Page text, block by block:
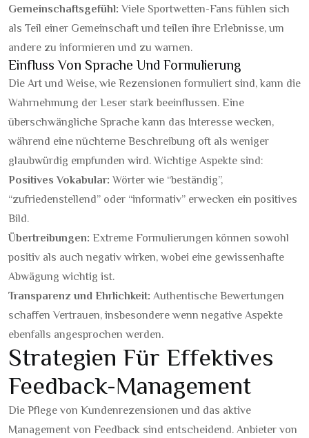
Gemeinschaftsgefühl: Viele Sportwetten-Fans fühlen sich
als Teil einer Gemeinschaft und teilen ihre Erlebnisse, um
andere zu informieren und zu warnen.
Einfluss Von Sprache Und Formulierung
Die Art und Weise, wie Rezensionen formuliert sind, kann die
Wahrnehmung der Leser stark beeinflussen. Eine
überschwängliche Sprache kann das Interesse wecken,
während eine nüchterne Beschreibung oft als weniger
glaubwürdig empfunden wird. Wichtige Aspekte sind:
Positives Vokabular: Wörter wie “beständig”,
“zufriedenstellend” oder “informativ” erwecken ein positives
Bild.
Übertreibungen: Extreme Formulierungen können sowohl
positiv als auch negativ wirken, wobei eine gewissenhafte
Abwägung wichtig ist.
Transparenz und Ehrlichkeit: Authentische Bewertungen
schaffen Vertrauen, insbesondere wenn negative Aspekte
ebenfalls angesprochen werden.
Strategien Für Effektives
Feedback-Management
Die Pflege von Kundenrezensionen und das aktive
Management von Feedback sind entscheidend. Anbieter von